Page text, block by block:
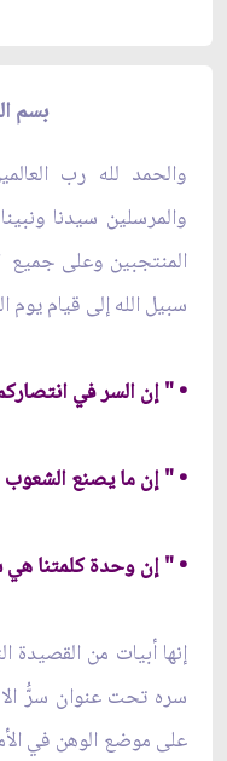
بسم
والحمد لله رب
والمرسلين سيدنا
المنتجبين وعلى جميع
سبيل الله إلى قيام يوم
• " إن السر في
• " إن ما يصنع
• " إن وحدة كلمتنا هي
إنها أبيات من القصيدة
سره تحت عنوان سرُّ
على موضع الوهن في